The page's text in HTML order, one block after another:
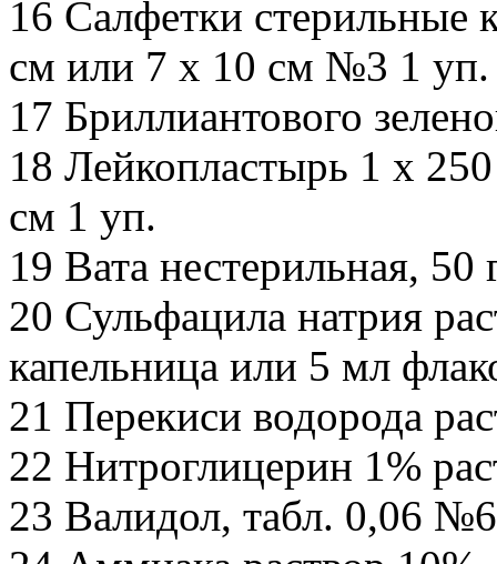
16 Салфетки стерильные
см или 7 x 10 см №3 1 уп.
17 Бриллиантового
18 Лейкопластырь 1 х
см 1 уп.
19 Вата нестерильная, 50
20 Сульфацила натрия
капельница или 5 мл
21 Перекиси водорода
22 Нитроглицерин 1%
23 Валидол, табл. 0,06